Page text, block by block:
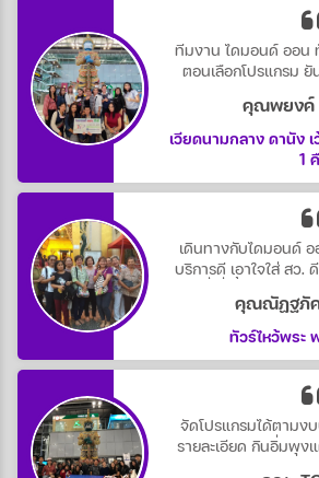
ทีมงาน ไดมอนด์ ออน
ตอนเลือกโปรแกรม ยั
หัวหน้าทัวร์ ดูแลดีต
คุณพยงค์
เวียดนามกลาง ดานัง
1
เดินทางกับไดมอนด์
บริการดี เอาใจใส่ สว.
ออน
คุณณัฏฐภั
ทัวร์ไหว้พระ
จัดโปรแกรมได้ตาม
รายละเอียด กินอิ่มพุง